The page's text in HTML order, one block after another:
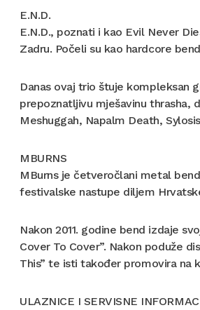
E.N.D.
E.N.D., poznati i kao Evil Never
Zadru. Počeli su kao hardcore
Danas ovaj trio štuje kompleksan
prepoznatljivu mješavinu thrasha,
Meshuggah, Napalm Death,
MBURNS
MBurns je četveročlani metal
festivalske nastupe diljem
Nakon 2011. godine bend izdaje
Cover To Cover”. Nakon poduže
This” te isti također promovira na
ULAZNICE I SERVISNE